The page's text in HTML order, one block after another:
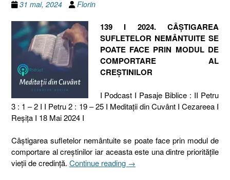
31 mai, 2024 Florin
139 I 2024. CÂȘTIGAREA
SUFLETELOR NEMÂNTUITE SE
POATE FACE PRIN MODUL DE
COMPORTARE AL
CREȘTINILOR
I Podcast I Pasaje Biblice : II Petru
3 : 1 – 2 I I Petru 2 : 19 – 25 I Meditaţii din Cuvânt I Cezareea I
Reşiţa I 18 Mai 2024 I
Câștigarea sufletelor nemântuite se poate face prin modul de
comportare al creștinilor iar aceasta este una dintre prioritățile
vieții de credință. Continue reading „139
→